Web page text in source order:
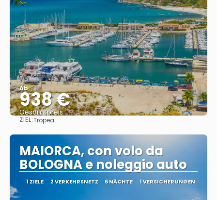
Ab
938 €
Gesamtpreis
ZIEL:Tropea
MAIORCA, con volo da
BOLOGNA e noleggio auto
1 ZIELE 2 VERKEHRSNETZ 6 NÄCHTE 1 VERSICHERUNGEN